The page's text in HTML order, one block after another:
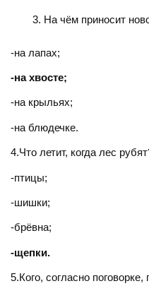
На чём приносит
-на лапах;
-на хвосте;
-на крыльях;
-на блюдечке.
4.Что летит, когда лес
-птицы;
-шишки;
-брёвна;
-щепки.
5.Кого, согласно